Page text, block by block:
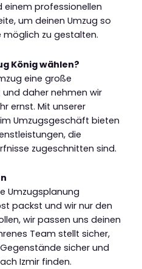
einem professionellen
um deinen Umzug so
zu gestalten.
König wählen?
eine große
daher nehmen wir
ernst. Mit unserer
Umzugsgeschäft bieten
die
zugeschnitten sind.
Umzugsplanung
packst und wir nur den
wir passen uns deinen
Team stellt sicher,
sicher und
Izmir finden.